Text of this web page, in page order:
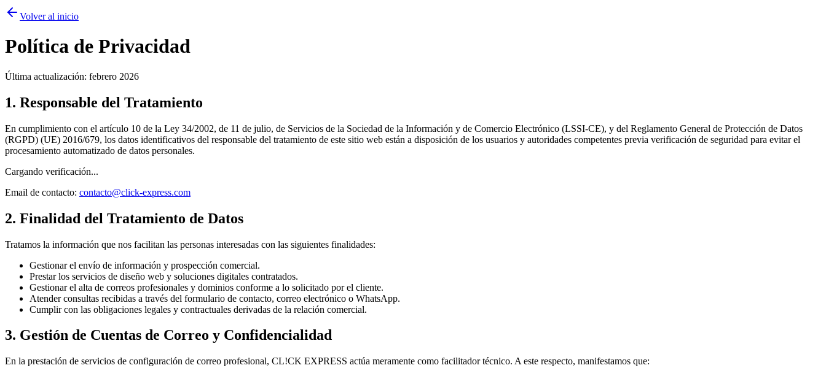
Volver al inicio
Política de Privacidad
Última actualización: febrero 2026
1. Responsable del Tratamiento
En cumplimiento con el artículo 10 de la Ley 34/2002, de 11 de julio, de Servicios de la Sociedad de la Información y de Comercio Electrónico (LSSI-CE), y del Reglamento General de Protección de Datos
(RGPD) (UE) 2016/679, los datos identificativos del responsable del tratamiento de este sitio web están a disposición de los usuarios y autoridades competentes previa verificación de seguridad para evitar el
procesamiento automatizado de datos personales.
Cargando verificación...
Email de contacto: contacto@click-express.com
2. Finalidad del Tratamiento de Datos
Tratamos la información que nos facilitan las personas interesadas con las siguientes finalidades:
Gestionar el envío de información y prospección comercial.
Prestar los servicios de diseño web y soluciones digitales contratados.
Gestionar el alta de correos profesionales y dominios conforme a lo solicitado por el cliente.
Atender consultas recibidas a través del formulario de contacto, correo electrónico o WhatsApp.
Cumplir con las obligaciones legales y contractuales derivadas de la relación comercial.
3. Gestión de Cuentas de Correo y Confidencialidad
En la prestación de servicios de configuración de correo profesional, CL!CK EXPRESS actúa meramente como facilitador técnico. A este respecto, manifestamos que: